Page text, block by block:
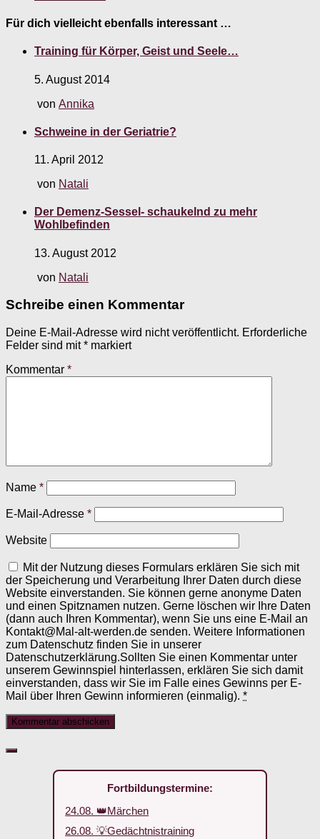
Für dich vielleicht ebenfalls interessant …
Training für Körper, Geist und Seele…
5. August 2014
von Annika
Schweine in der Geriatrie?
11. April 2012
von Natali
Der Demenz-Sessel- schaukelnd zu mehr
Wohlbefinden
13. August 2012
von Natali
Schreibe einen Kommentar
Deine E-Mail-Adresse wird nicht veröffentlicht. Erforderliche
Felder sind mit* markiert
Kommentar *
Name *
E-Mail-Adresse *
Website
Mit der Nutzung dieses Formulars erklären Sie sich mit
der Speicherung und Verarbeitung Ihrer Daten durch diese
Website einverstanden. Sie können gerne anonyme Daten
und einen Spitznamen nutzen. Gerne löschen wir Ihre Daten
(dann auch Ihren Kommentar), wenn Sie uns eine E-Mail an
Kontakt@Mal-alt-werden.de senden. Weitere Informationen
zum Datenschutz finden Sie in unserer
Datenschutzerklärung.Sollten Sie einen Kommentar unter
unserem Gewinnspiel hinterlassen, erklären Sie sich damit
einverstanden, dass wir Sie im Falle eines Gewinns per E-
Mail über Ihren Gewinn informieren (einmalig). *
Fortbildungstermine:
24.08. 👑Märchen
26.08. 💡Gedächtnistraining